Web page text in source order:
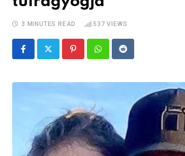
3 MINUTES READ 537 VIEWS
PinterestWhatsappReddit